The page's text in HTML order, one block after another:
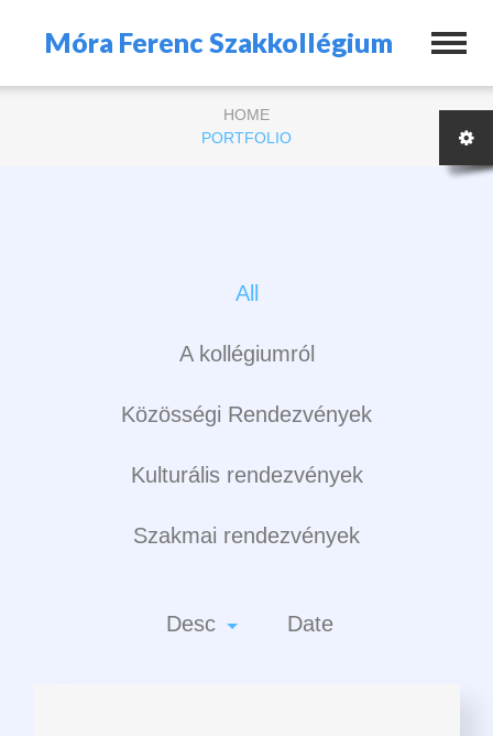
Móra Ferenc Szakkollégium
HOME
PORTFOLIO
All
A kollégiumról
Közösségi Rendezvények
Kulturális rendezvények
Szakmai rendezvények
Desc Date